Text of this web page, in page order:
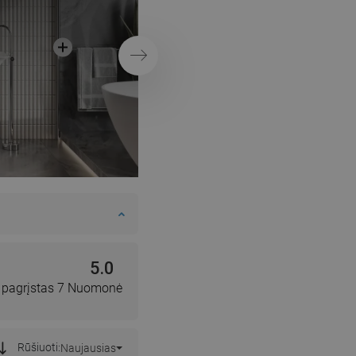
Tęsti
5.0
7 Nuomonė
Rūšiuoti:Naujausias